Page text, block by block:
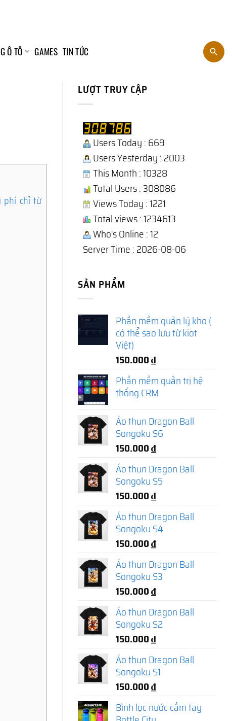
Ô TÔ GAMES TIN TỨC
phí chỉ từ
LƯỢT TRUY CẬP
Users Today : 669
Users Yesterday : 2003
This Month : 10328
Total Users : 308086
Views Today : 1221
Total views : 1234613
Who's Online : 12
Server Time : 2026-08-06
SẢN PHẨM
Phần mềm quản lý kho (
có thể sao lưu từ kiot
Việt)
150.000₫
Phần mềm quản trị hệ
thống CRM
Áo thun Dragon Ball
Songoku S6
150.000₫
Áo thun Dragon Ball
Songoku S5
150.000₫
Áo thun Dragon Ball
Songoku S4
150.000₫
Áo thun Dragon Ball
Songoku S3
150.000₫
Áo thun Dragon Ball
Songoku S2
150.000₫
Áo thun Dragon Ball
Songoku S1
150.000₫
Bình lọc nước cầm tay